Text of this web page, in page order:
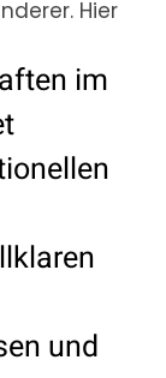
Hier
im
und